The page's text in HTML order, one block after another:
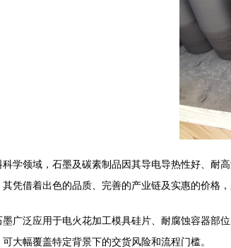
学领域，石墨及碳素制品因其导电导热性好、耐
凭借着出色的品质、完善的产业链及实惠的价格，
广泛应用于电火花加工模具硅片、耐腐蚀容器部
大幅覆盖特定背景下的交货风险和流程门槛。